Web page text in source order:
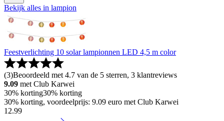
Bekijk alles in lampion
Feestverlichting 10 solar lampionnen LED 4,5 m color
(3)Beoordeeld met 4.7 van de 5 sterren, 3 klantreviews
9.09 met Club Karwei
30% korting30% korting
30% korting, voordeelprijs: 9.09 euro met Club Karwei
12.99